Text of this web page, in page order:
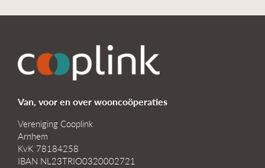
Van, voor en over wooncoöperaties
Vereniging Cooplink
Arnhem
KvK 78184258
IBAN NL23TRIO0320002721